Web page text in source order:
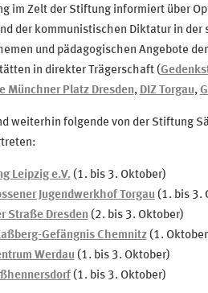
im Zelt der Stiftung informiert über
der kommunistischen Diktatur in der
und pädagogischen Angebote
in direkter Trägerschaft (
Münchner Platz Dresden, DIZ Torgau,
weiterhin folgende von der Stiftung
Leipzig e.V.(1. bis 3. Oktober)
Jugendwerkhof Torgau(1. bis 3.
Straße Dresden(2. bis 3. Oktober)
Gefängnis Chemnitz(1.
Werdau(1. bis 3. Oktober)
(1. bis 3. Oktober)